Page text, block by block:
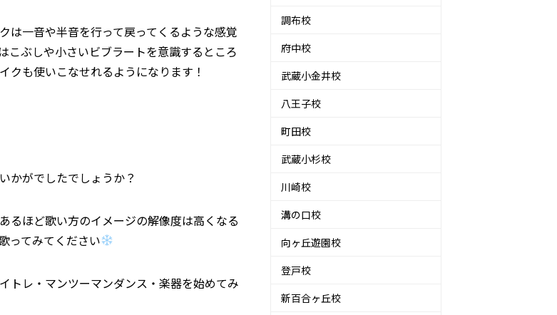
は一音や半音を行って戻ってくるような感覚
こぶしや小さいビブラートを意識するところ
も使いこなせれるようになります！
かがでしたでしょうか？
るほど歌い方のイメージの解像度は高くなる
ってみてください
トレ・マンツーマンダンス・楽器を始めてみ
調布校
府中校
武蔵小金井校
八王子校
町田校
武蔵小杉校
川崎校
溝の口校
向ヶ丘遊園校
登戸校
新百合ヶ丘校